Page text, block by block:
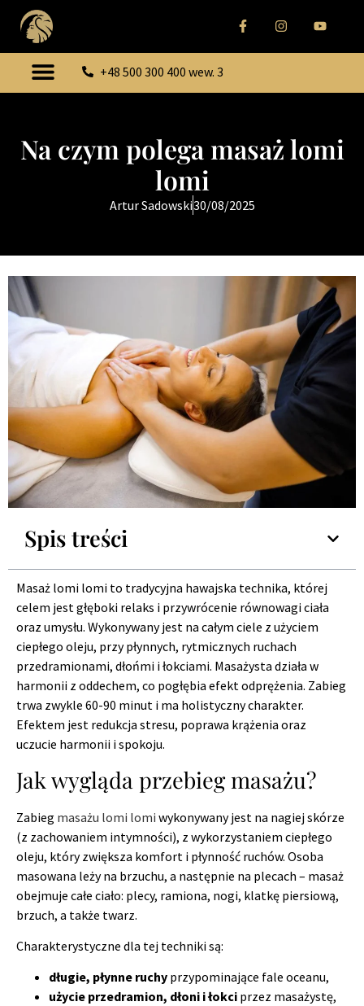
+48 500 300 400 wew. 3
Na czym polega masaż lomi
lomi
Artur Sadowski30/08/2025
Spis treści
Masaż lomi lomi to tradycyjna hawajska technika, której
celem jest głęboki relaks i przywrócenie równowagi ciała
oraz umysłu. Wykonywany jest na całym ciele z użyciem
ciepłego oleju, przy płynnych, rytmicznych ruchach
przedramionami, dłońmi i łokciami. Masażysta działa w
harmonii z oddechem, co pogłębia efekt odprężenia. Zabieg
trwa zwykle 60-90 minut i ma holistyczny charakter.
Efektem jest redukcja stresu, poprawa krążenia oraz
uczucie harmonii i spokoju.
Jak wygląda przebieg masażu?
Zabieg masażu lomi lomi wykonywany jest na nagiej skórze
(z zachowaniem intymności), z wykorzystaniem ciepłego
oleju, który zwiększa komfort i płynność ruchów. Osoba
masowana leży na brzuchu, a następnie na plecach – masaż
obejmuje całe ciało: plecy, ramiona, nogi, klatkę piersiową,
brzuch, a także twarz.
Charakterystyczne dla tej techniki są:
długie, płynne ruchy przypominające fale oceanu,
użycie przedramion, dłoni i łokci przez masażystę,